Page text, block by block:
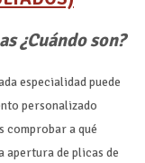
¿Cuándo son?
especialidad puede
personalizado
a qué
apertura de plicas de